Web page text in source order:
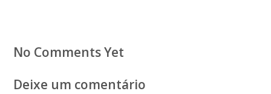
No Comments Yet
Deixe um comentário